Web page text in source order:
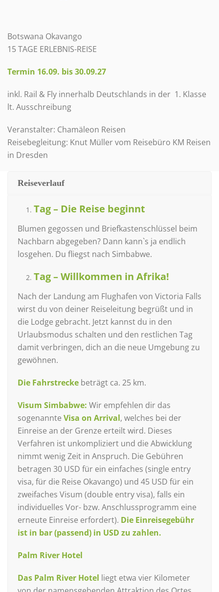
Botswana Okavango
15 TAGE ERLEBNIS-REISE
Termin 16.09. bis 30.09.27
inkl. Rail & Fly innerhalb Deutschlands in der 1. Klasse
lt. Ausschreibung
Veranstalter: Chamäleon Reisen
Reisebegleitung: Knut Müller vom Reisebüro KM Reisen
in Dresden
Reiseverlauf
Tag – Die Reise beginnt
Blumen gegossen und Briefkastenschlüssel beim
Nachbarn abgegeben? Dann kann`s ja endlich
losgehen. Du fliegst nach Simbabwe.
Tag – Willkommen in Afrika!
Nach der Landung am Flughafen von Victoria Falls
wirst du von deiner Reiseleitung begrüßt und in
die Lodge gebracht. Jetzt kannst du in den
Urlaubsmodus schalten und den restlichen Tag
damit verbringen, dich an die neue Umgebung zu
gewöhnen.
Die Fahrstrecke beträgt ca. 25 km.
Visum Simbabwe: Wir empfehlen dir das
sogenannte Visa on Arrival, welches bei der
Einreise an der Grenze erteilt wird. Dieses
Verfahren ist unkompliziert und die Abwicklung
nimmt wenig Zeit in Anspruch. Die Gebühren
betragen 30 USD für ein einfaches (single entry
visa, für die Reise Okavango) und 45 USD für ein
zweifaches Visum (double entry visa), falls ein
individuelles Vor- bzw. Anschlussprogramm eine
erneute Einreise erfordert). Die Einreisegebühr
ist in bar (passend) in USD zu zahlen.
Palm River Hotel
Das Palm River Hotel liegt etwa vier Kilometer